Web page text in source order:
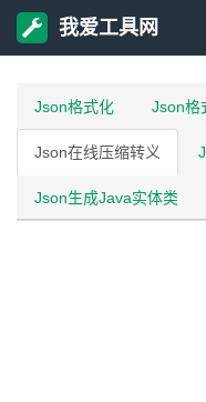
我爱工具网
Json格式化 Json格
Json在线压缩转义
Json生成Java实体类